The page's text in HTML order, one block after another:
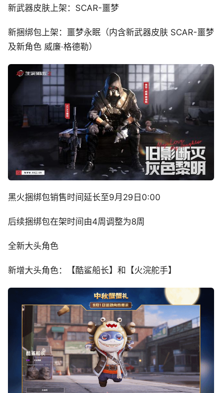
新武器皮肤上架：SCAR-噩梦
新捆绑包上架：噩梦永眠（内含新武器皮肤 SCAR-噩梦
及新角色 威廉·格德勒）
黑火捆绑包销售时间延长至9月29日0:00
后续捆绑包在架时间由4周调整为8周
全新大头角色
新增大头角色：【酷鲨船长】和【火浣舵手】